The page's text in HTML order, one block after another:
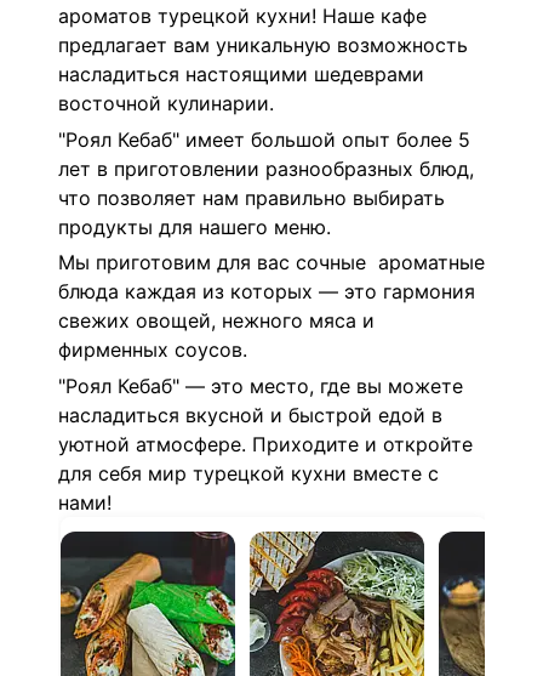
ароматов турецкой кухни! Наше кафе
предлагает вам уникальную возможность
насладиться настоящими шедеврами
восточной кулинарии.
"Роял Кебаб" имеет большой опыт более 5
лет в приготовлении разнообразных блюд,
что позволяет нам правильно выбирать
продукты для нашего меню.
Мы приготовим для вас сочные ароматные
блюда каждая из которых — это гармония
свежих овощей, нежного мяса и
фирменных соусов.
"Роял Кебаб" — это место, где вы можете
насладиться вкусной и быстрой едой в
уютной атмосфере. Приходите и откройте
для себя мир турецкой кухни вместе с
нами!